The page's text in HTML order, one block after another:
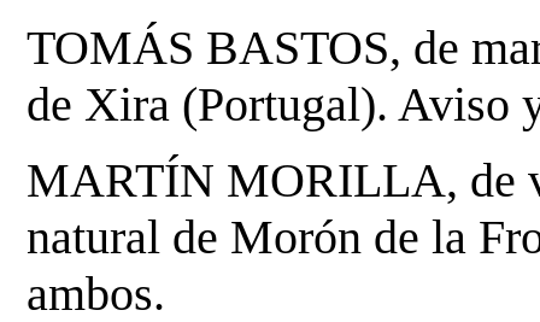
TOMÁS BASTOS, de
de Xira (Portugal). Aviso
MARTÍN MORILLA, de
natural de Morón de la
ambos.